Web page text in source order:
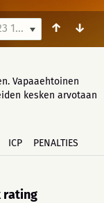
↑ ↓
Vapaaehtoinen
kesken arvotaan
ICP PENALTIES
rating